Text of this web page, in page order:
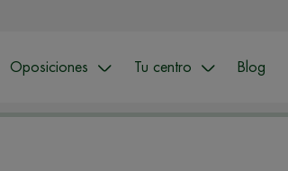
Oposiciones Tu centro Blog